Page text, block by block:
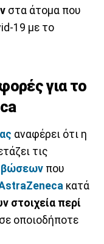
στα άτομα που
19 με το
για το
αναφέρει ότι η
τις
που
κατά
στοιχεία περί
οποιοδήποτε